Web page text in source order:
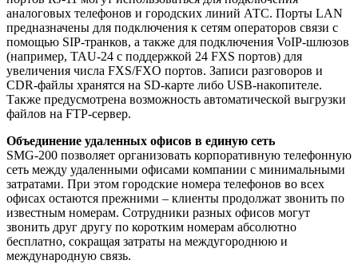
аналоговых телефонов и городских линий АТС. Порты LAN
предназначены для подключения к сетям операторов связи с
помощью SIP-транков, а также для подключения VoIP-шлюзов
(например, TAU-24 с поддержкой 24 FXS портов) для
увеличения числа FXS/FXO портов. Записи разговоров и
CDR-файлы хранятся на SD-карте либо USB-накопителе.
Также предусмотрена возможность автоматической выгрузки
файлов на FTP-сервер.
Объединение удаленных офисов в единую сеть
SMG-200 позволяет организовать корпоративную телефонную
сеть между удаленными офисами компании с минимальными
затратами. При этом городские номера телефонов во всех
офисах остаются прежними – клиенты продолжат звонить по
известным номерам. Сотрудники разных офисов могут
звонить друг другу по коротким номерам абсолютно
бесплатно, сокращая затраты на междугороднюю и
международную связь.